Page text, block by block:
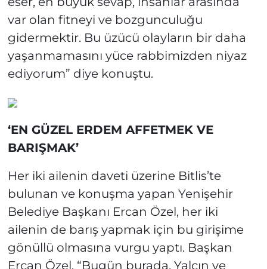
var olan fitneyi ve bozgunculuğu
gidermektir. Bu üzücü olayların bir daha
yaşanmamasını yüce rabbimizden niyaz
ediyorum” diye konuştu.
‘EN GÜZEL ERDEM AFFETMEK VE
BARIŞMAK’
Her iki ailenin daveti üzerine Bitlis’te
bulunan ve konuşma yapan Yenişehir
Belediye Başkanı Ercan Özel, her iki
ailenin de barış yapmak için bu girişime
gönüllü olmasına vurgu yaptı. Başkan
Ercan Özel, “Bugün burada, Yalçın ve